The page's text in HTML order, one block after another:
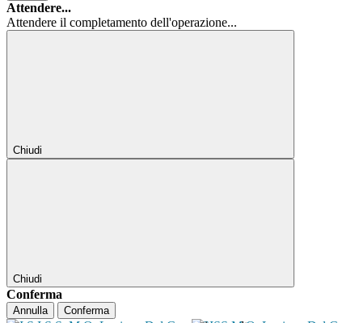
Attendere...
Attendere il completamento dell'operazione...
Chiudi
Chiudi
Conferma
Annulla Conferma